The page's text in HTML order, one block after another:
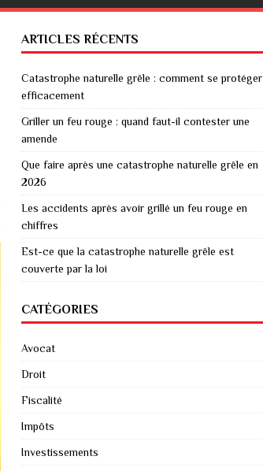
ARTICLES RÉCENTS
Catastrophe naturelle grêle : comment se protéger
efficacement
Griller un feu rouge : quand faut-il contester une
amende
Que faire après une catastrophe naturelle grêle en
2026
Les accidents après avoir grillé un feu rouge en
chiffres
Est-ce que la catastrophe naturelle grêle est
couverte par la loi
CATÉGORIES
Avocat
Droit
Fiscalité
Impôts
Investissements